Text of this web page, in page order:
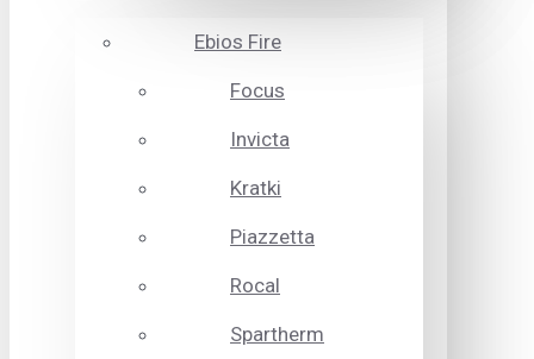
Ebios Fire
Focus
Invicta
Kratki
Piazzetta
Rocal
Spartherm